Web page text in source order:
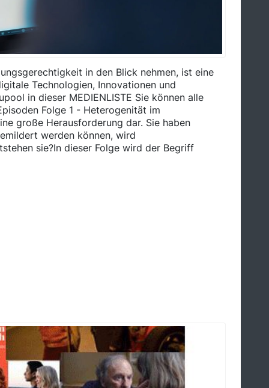
in den Blick nehmen, ist eine
Technologien, Innovationen und
in dieser MEDIENLISTE Sie können alle
Folge 1 - Heterogenität im
große Herausforderung dar. Sie haben
werden können, wird
sie?In dieser Folge wird der Begriff